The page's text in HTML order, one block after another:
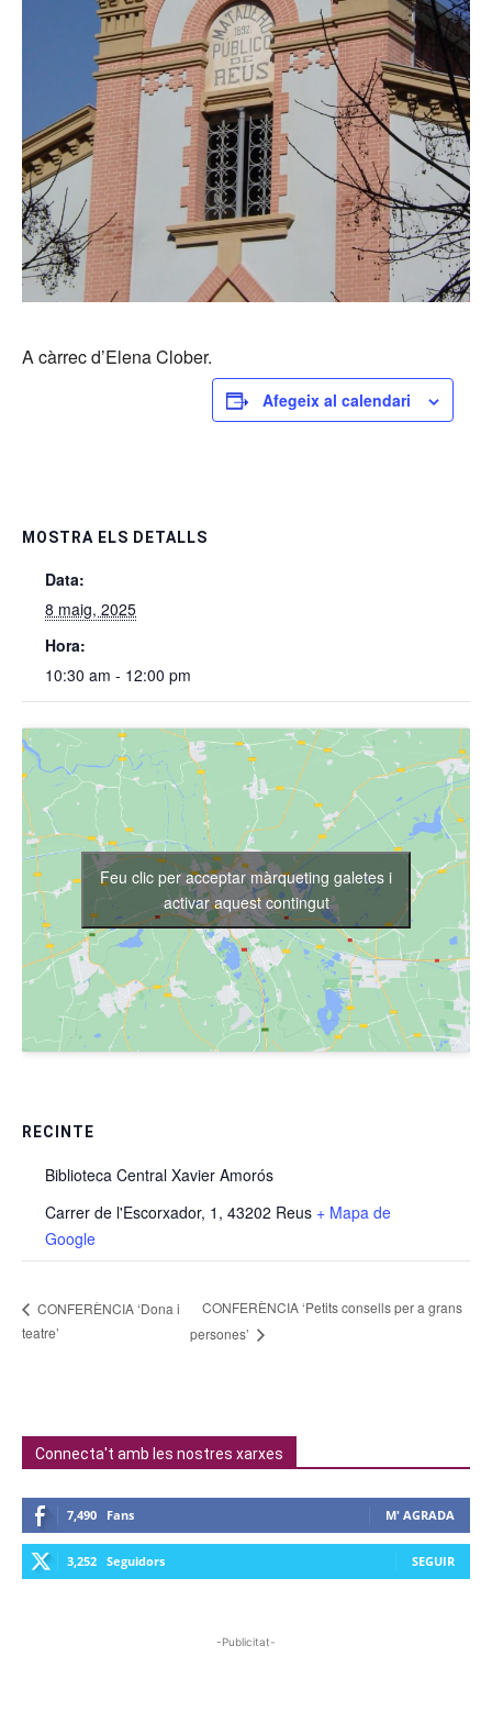
A càrrec d’Elena Clober.
Afegeix al calendari
MOSTRA ELS DETALLS
Data:
8 maig, 2025
Hora:
10:30 am - 12:00 pm
RECINTE
Biblioteca Central Xavier Amorós
Carrer de l'Escorxador, 1, 43202 Reus + Mapa de
Google
Feu clic per acceptar màrqueting galetes i
activar aquest contingut
CONFERÈNCIA ‘Dona i
teatre’
CONFERÈNCIA ‘Petits consells per a grans
persones’
Connecta't amb les nostres xarxes
7,490 Fans M' AGRADA
3,252 Seguidors SEGUIR
-Publicitat-